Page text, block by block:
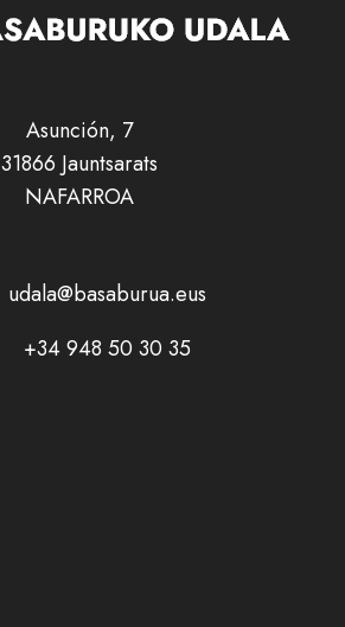
Asunción, 7
31866 Jauntsarats
NAFARROA
udala@basaburua.eus
+34 948 50 30 35